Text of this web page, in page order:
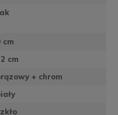
cm
cm
+ chrom